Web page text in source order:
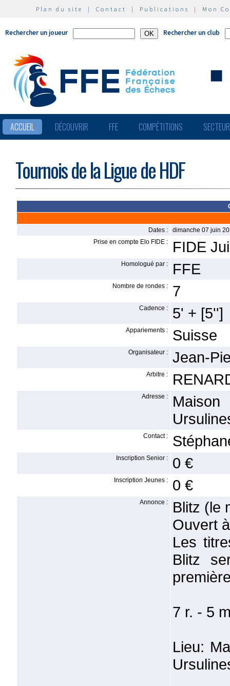
Plan du site | Contact | Publications | Mon
Rechercher un joueur Rechercher un club
ACCUEIL DÉCOUVRIR FFE COMPÉTITIONS
Tournois de la Ligue de HDF
Dates :
dimanche 07 juin
Prise en compte Elo FIDE :
FIDE
Homologué par : FFE
Nombre de rondes : 7
Cadence : 5' + [5'']
Appariements : Suisse
Organisateur : Jean-
Arbitre :
Adresse :
Contact :
Inscription Senior : 0 €
Inscription Jeunes : 0 €
Annonce :
Blitz (le
Ouvert
Les
Blitz
7 r. - 5
Lieu: